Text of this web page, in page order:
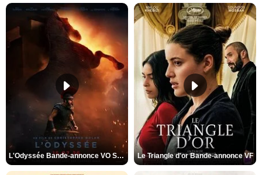
L'Odyssée Bande-annonce VO STFR Le Triangle d'or Bande-annonce VF